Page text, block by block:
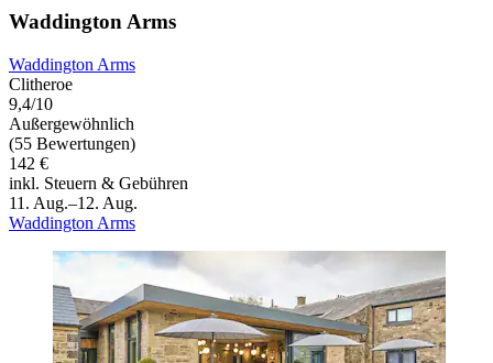
Waddington Arms
Waddington Arms
Clitheroe
9,4/10
Außergewöhnlich
(55 Bewertungen)
142 €
inkl. Steuern & Gebühren
11. Aug.–12. Aug.
Waddington Arms